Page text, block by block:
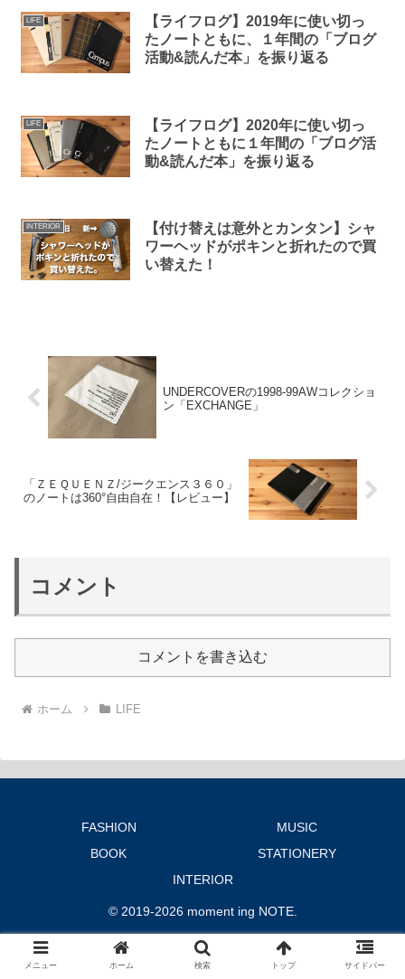
LIFE
【ライフログ】2019年に使い切っ
たノートともに、１年間の「ブログ
活動&読んだ本」を振り返る
LIFE
【ライフログ】2020年に使い切っ
たノートともに１年間の「ブログ活
動&読んだ本」を振り返る
INTERIOR
【付け替えは意外とカンタン】シャ
ワーヘッドがポキンと折れたので買
い替えた！
UNDERCOVERの1998-99AWコレクショ
ン「EXCHANGE」
「ＺＥＱＵＥＮＺ/ジークエンス３６０」
のノートは360°自由自在！【レビュー】
コメント
コメントを書き込む
ホーム LIFE
FASHION
MUSIC
BOOK
STATIONERY
INTERIOR
© 2019-2026 moment ing NOTE.
メニュー ホーム 検索 トップ サイドバー